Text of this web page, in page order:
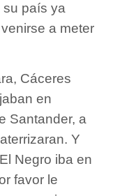
su país ya
a meter
Cáceres
en
Santander, a
Y
Negro iba en
favor le